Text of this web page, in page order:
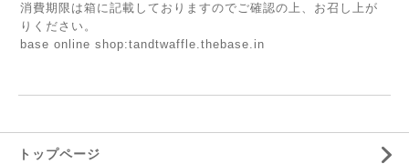
消費期限は箱に記載しておりますのでご確認の上、お召し上が
りください。
base online shop:tandtwaffle.thebase.in
トップページ